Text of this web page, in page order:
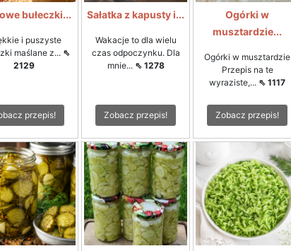
bułeczki...
i puszyste
maślane z... ⇖
2129
przepis!
Sałatka z kapusty i...
Wakacje to dla wielu
czas odpoczynku. Dla
mnie... ⇖ 1278
Zobacz przepis!
Ogórki w
musztardzie...
Ogórki w musztardzie
Przepis na te
wyraziste,... ⇖ 1117
Zobacz przepis!